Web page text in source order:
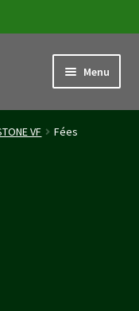
Menu
VF Fées